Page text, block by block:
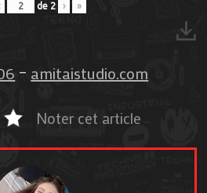
de 2 › »
– amitaistudio.com
Noter cet article